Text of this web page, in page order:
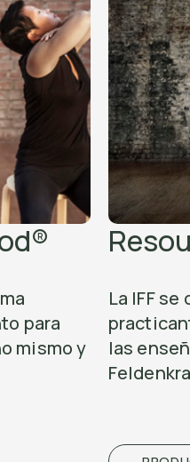
para
mismo y
La IFF
las